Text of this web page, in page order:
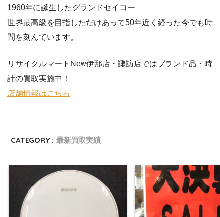
1960年に誕生したグランドセイコー
世界最高級を目指しただけあって50年近く経った今でも時
間を刻んています。
リサイクルマートNew伊那店・諏訪店ではブランド品・時
計の買取実施中！
店舗情報はこちら
CATEGORY : 最新買取実績